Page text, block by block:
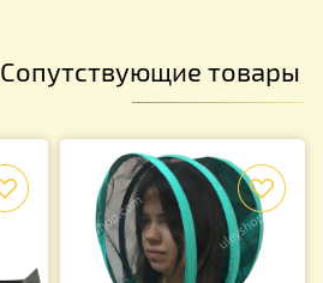
Сопутствующие товары